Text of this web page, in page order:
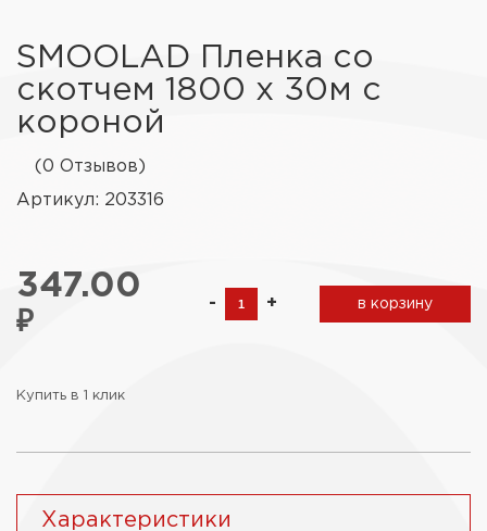
SMOOLAD Пленка со
скотчем 1800 х 30м с
короной
(0 Отзывов)
Артикул: 203316
347.00
₽
- + в корзину
Купить в 1 клик
Характеристики